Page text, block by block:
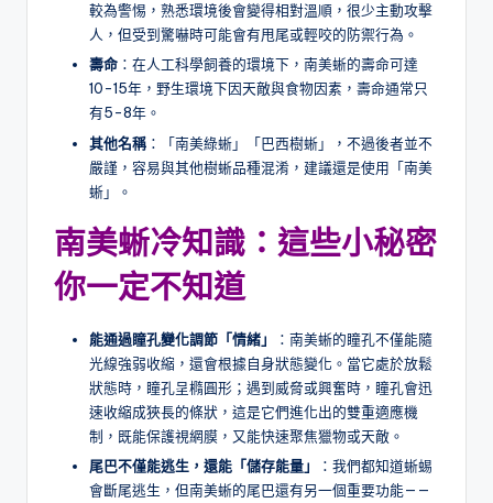
較為警惕，熟悉環境後會變得相對溫順，很少主動攻擊
人，但受到驚嚇時可能會有甩尾或輕咬的防禦行為。
壽命 ：在人工科學飼養的環境下，南美蜥的壽命可達
10-15年，野生環境下因天敵與食物因素，壽命通常只
有5-8年。
其他名稱 ：「南美綠蜥」「巴西樹蜥」，不過後者並不
嚴謹，容易與其他樹蜥品種混淆，建議還是使用「南美
蜥」。
南美蜥冷知識：這些小秘密
你一定不知道
能通過瞳孔變化調節「情緒」
：南美蜥的瞳孔不僅能隨
光線強弱收縮，還會根據自身狀態變化。當它處於放鬆
狀態時，瞳孔呈橢圓形；遇到威脅或興奮時，瞳孔會迅
速收縮成狹長的條狀，這是它們進化出的雙重適應機
制，既能保護視網膜，又能快速聚焦獵物或天敵。
尾巴不僅能逃生，還能「儲存能量」
：我們都知道蜥蜴
會斷尾逃生，但南美蜥的尾巴還有另一個重要功能——